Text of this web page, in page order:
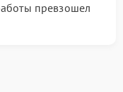
превзошел